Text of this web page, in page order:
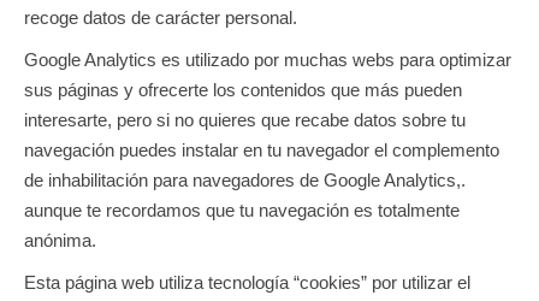
recoge datos de carácter personal.
Google Analytics es utilizado por muchas webs para optimizar
sus páginas y ofrecerte los contenidos que más pueden
interesarte, pero si no quieres que recabe datos sobre tu
navegación puedes instalar en tu navegador el complemento
de inhabilitación para navegadores de Google Analytics,.
aunque te recordamos que tu navegación es totalmente
anónima.
Esta página web utiliza tecnología “cookies” por utilizar el